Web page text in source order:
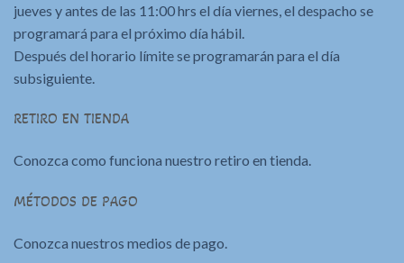
jueves y antes de las 11:00 hrs el día viernes, el despacho se
programará para el próximo día hábil.
Después del horario límite se programarán para el día
subsiguiente.
RETIRO EN TIENDA
Conozca como funciona nuestro retiro en tienda.
MÉTODOS DE PAGO
Conozca nuestros medios de pago.